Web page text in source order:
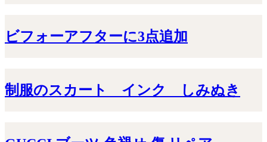
ビフォーアフターに3点追加
制服のスカート インク しみぬき